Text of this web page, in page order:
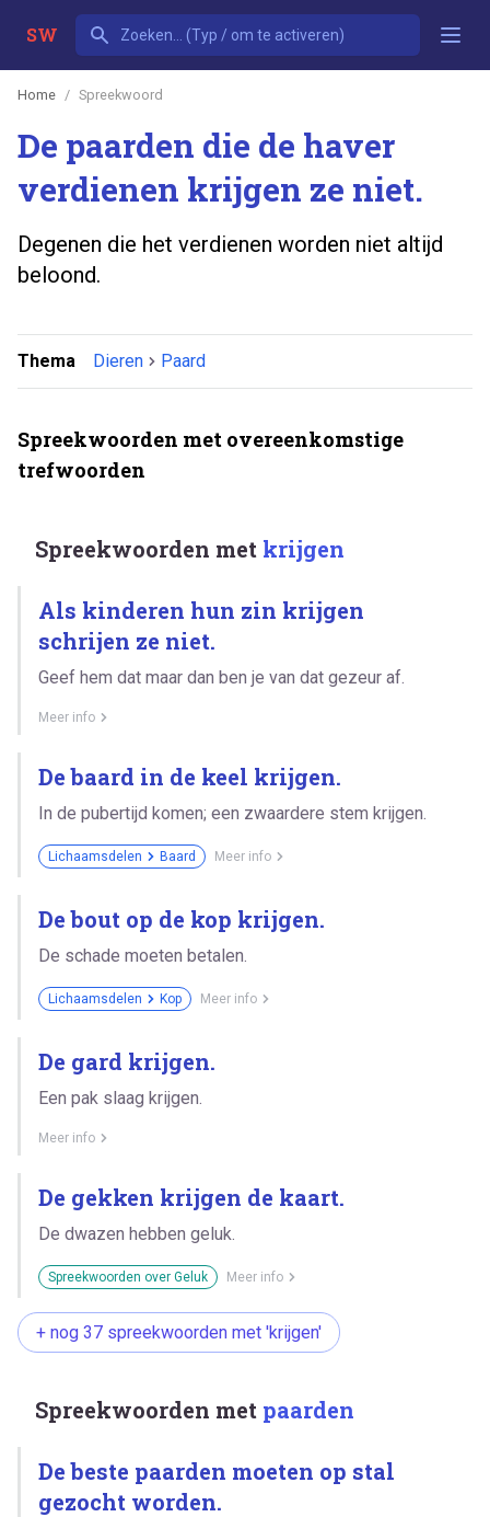
SW
Home Spreekwoord
De paarden die de haver
verdienen krijgen ze niet.
Degenen die het verdienen worden niet altijd
beloond.
Thema Dieren Paard
Spreekwoorden met overeenkomstige
trefwoorden
Spreekwoorden met krijgen
Als kinderen hun zin krijgen
schrijen ze niet.
Geef hem dat maar dan ben je van dat gezeur af.
Meer info
De baard in de keel krijgen.
In de pubertijd komen; een zwaardere stem krijgen.
Lichaamsdelen Baard Meer info
De bout op de kop krijgen.
De schade moeten betalen.
Lichaamsdelen Kop Meer info
De gard krijgen.
Een pak slaag krijgen.
Meer info
De gekken krijgen de kaart.
De dwazen hebben geluk.
Spreekwoorden over Geluk Meer info
+ nog 37 spreekwoorden met 'krijgen'
Spreekwoorden met paarden
De beste paarden moeten op stal
gezocht worden.